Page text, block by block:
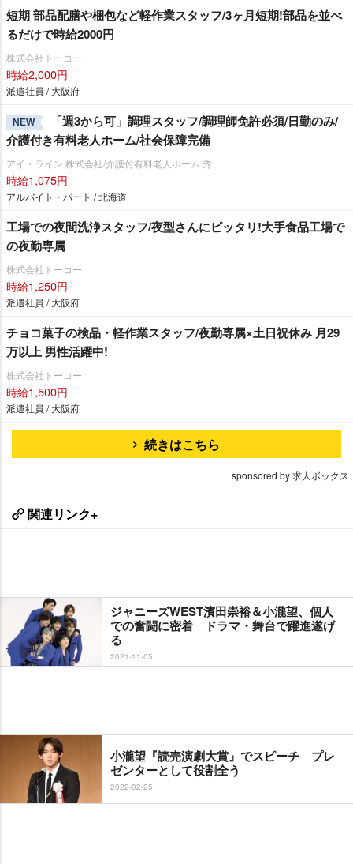
短期 部品配膳や梱包など軽作業スタッフ/3ヶ月短期!部品を並べ
るだけで時給2000円
株式会社トーコー
時給2,000円
派遣社員 / 大阪府
NEW
「週3から可」調理スタッフ/調理師免許必須/日勤のみ/
介護付き有料老人ホーム/社会保障完備
アイ・ライン 株式会社/介護付有料老人ホーム 秀
時給1,075円
アルバイト・パート / 北海道
工場での夜間洗浄スタッフ/夜型さんにピッタリ!大手食品工場で
の夜勤専属
株式会社トーコー
時給1,250円
派遣社員 / 大阪府
チョコ菓子の検品・軽作業スタッフ/夜勤専属×土日祝休み 月29
万以上 男性活躍中!
株式会社トーコー
時給1,500円
派遣社員 / 大阪府
続きはこちら
sponsored by 求人ボックス
関連リンク+
ジャニーズWEST濱田崇裕＆小瀧望、個人
での奮闘に密着 ドラマ・舞台で躍進遂げ
る
2021-11-05
小瀧望『読売演劇大賞』でスピーチ プレ
ゼンターとして役割全う
2022-02-25